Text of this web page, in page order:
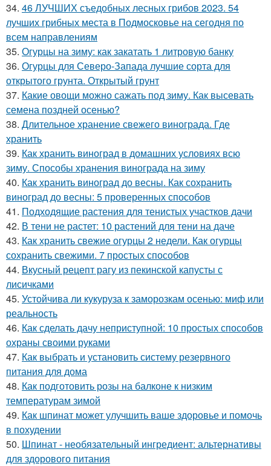
34. 46 ЛУЧШИХ съедобных лесных грибов 2023. 54
лучших грибных места в Подмосковье на сегодня по
всем направлениям
35. Огурцы на зиму: как закатать 1 литровую банку
36. Огурцы для Северо-Запада лучшие сорта для
открытого грунта. Открытый грунт
37. Какие овощи можно сажать под зиму. Как высевать
семена поздней осенью?
38. Длительное хранение свежего винограда. Где
хранить
39. Как хранить виноград в домашних условиях всю
зиму. Способы хранения винограда на зиму
40. Как хранить виноград до весны. Как сохранить
виноград до весны: 5 проверенных способов
41. Подходящие растения для тенистых участков дачи
42. В тени не растет: 10 растений для тени на даче
43. Как хранить свежие огурцы 2 недели. Как огурцы
сохранить свежими. 7 простых способов
44. Вкусный рецепт рагу из пекинской капусты с
лисичками
45. Устойчива ли кукуруза к заморозкам осенью: миф или
реальность
46. Как сделать дачу неприступной: 10 простых способов
охраны своими руками
47. Как выбрать и установить систему резервного
питания для дома
48. Как подготовить розы на балконе к низким
температурам зимой
49. Как шпинат может улучшить ваше здоровье и помочь
в похудении
50. Шпинат - необязательный ингредиент: альтернативы
для здорового питания